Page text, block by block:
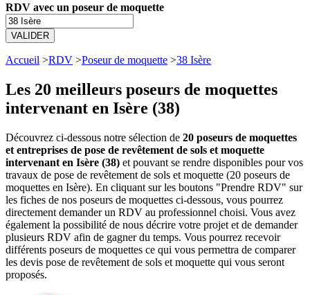
RDV avec un poseur de moquette
VALIDER
Accueil >RDV >Poseur de moquette >38 Isère
Les 20 meilleurs poseurs de moquettes
intervenant en Isère (38)
Découvrez ci-dessous notre sélection de 20 poseurs de moquettes
et entreprises de pose de revêtement de sols et moquette
intervenant en Isère (38) et pouvant se rendre disponibles pour vos
travaux de pose de revêtement de sols et moquette (20 poseurs de
moquettes en Isère). En cliquant sur les boutons "Prendre RDV" sur
les fiches de nos poseurs de moquettes ci-dessous, vous pourrez
directement demander un RDV au professionnel choisi. Vous avez
également la possibilité de nous décrire votre projet et de demander
plusieurs RDV afin de gagner du temps. Vous pourrez recevoir
différents poseurs de moquettes ce qui vous permettra de comparer
les devis pose de revêtement de sols et moquette qui vous seront
proposés.